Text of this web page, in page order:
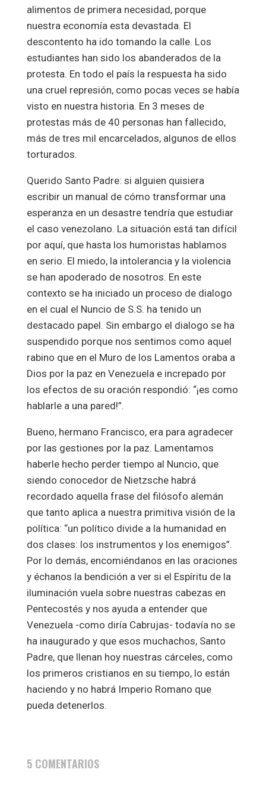
alimentos de primera necesidad, porque
nuestra economía esta devastada. El
descontento ha ido tomando la calle. Los
estudiantes han sido los abanderados de la
protesta. En todo el país la respuesta ha sido
una cruel represión, como pocas veces se había
visto en nuestra historia. En 3 meses de
protestas más de 40 personas han fallecido,
más de tres mil encarcelados, algunos de ellos
torturados.
Querido Santo Padre: si alguien quisiera
escribir un manual de cómo transformar una
esperanza en un desastre tendría que estudiar
el caso venezolano. La situación está tan difícil
por aquí, que hasta los humoristas hablamos
en serio. El miedo, la intolerancia y la violencia
se han apoderado de nosotros. En este
contexto se ha iniciado un proceso de dialogo
en el cual el Nuncio de S.S. ha tenido un
destacado papel. Sin embargo el dialogo se ha
suspendido porque nos sentimos como aquel
rabino que en el Muro de los Lamentos oraba a
Dios por la paz en Venezuela e increpado por
los efectos de su oración respondió: “¡es como
hablarle a una pared!”.
Bueno, hermano Francisco, era para agradecer
por las gestiones por la paz. Lamentamos
haberle hecho perder tiempo al Nuncio, que
siendo conocedor de Nietzsche habrá
recordado aquella frase del filósofo alemán
que tanto aplica a nuestra primitiva visión de la
política: “un político divide a la humanidad en
dos clases: los instrumentos y los enemigos”.
Por lo demás, encomiéndanos en las oraciones
y échanos la bendición a ver si el Espíritu de la
iluminación vuela sobre nuestras cabezas en
Pentecostés y nos ayuda a entender que
Venezuela -como diría Cabrujas- todavía no se
ha inaugurado y que esos muchachos, Santo
Padre, que llenan hoy nuestras cárceles, como
los primeros cristianos en su tiempo, lo están
haciendo y no habrá Imperio Romano que
pueda detenerlos.
5 COMENTARIOS